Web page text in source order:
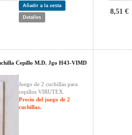
Añadir a la cesta
Detalles
8,51 €
Cepillo M.D. Jgo H43-VIMD
Juego de 2 cuchillas para
cepillos VIRUTEX.
Precio del juego de 2
cuchillas.